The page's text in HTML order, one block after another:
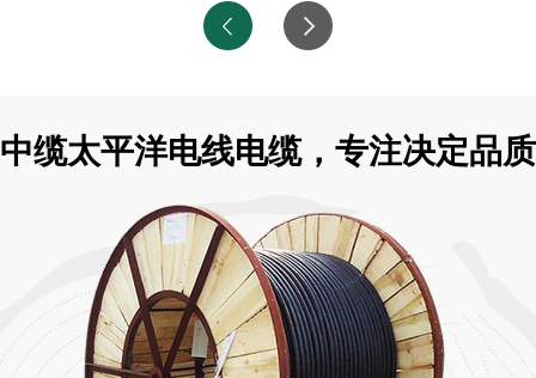
中缆太平洋电线电缆，专注决定品质